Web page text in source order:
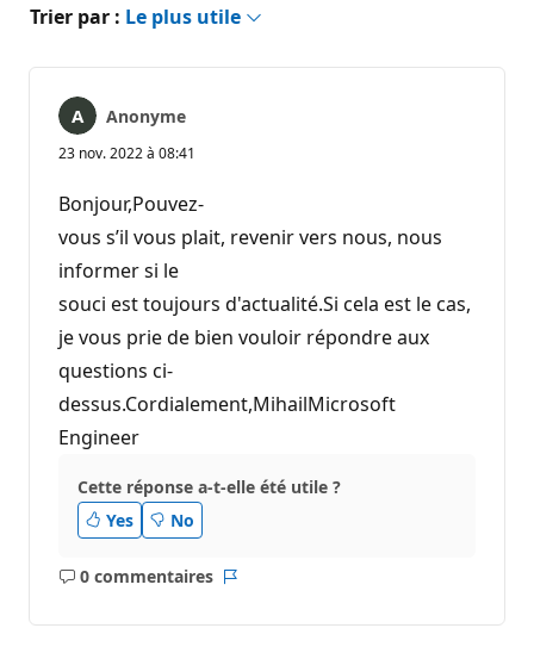
Trier par : Le plus utile
Anonyme
23 nov. 2022 à 08:41
Bonjour,Pouvez-
vous s’il vous plait, revenir vers nous, nous
informer si le
souci est toujours d'actualité.Si cela est le cas,
je vous prie de bien vouloir répondre aux
questions ci-
dessus.Cordialement,MihailMicrosoft
Engineer
Cette réponse a-t-elle été utile ?
Yes
No
0 commentaires
Aucun